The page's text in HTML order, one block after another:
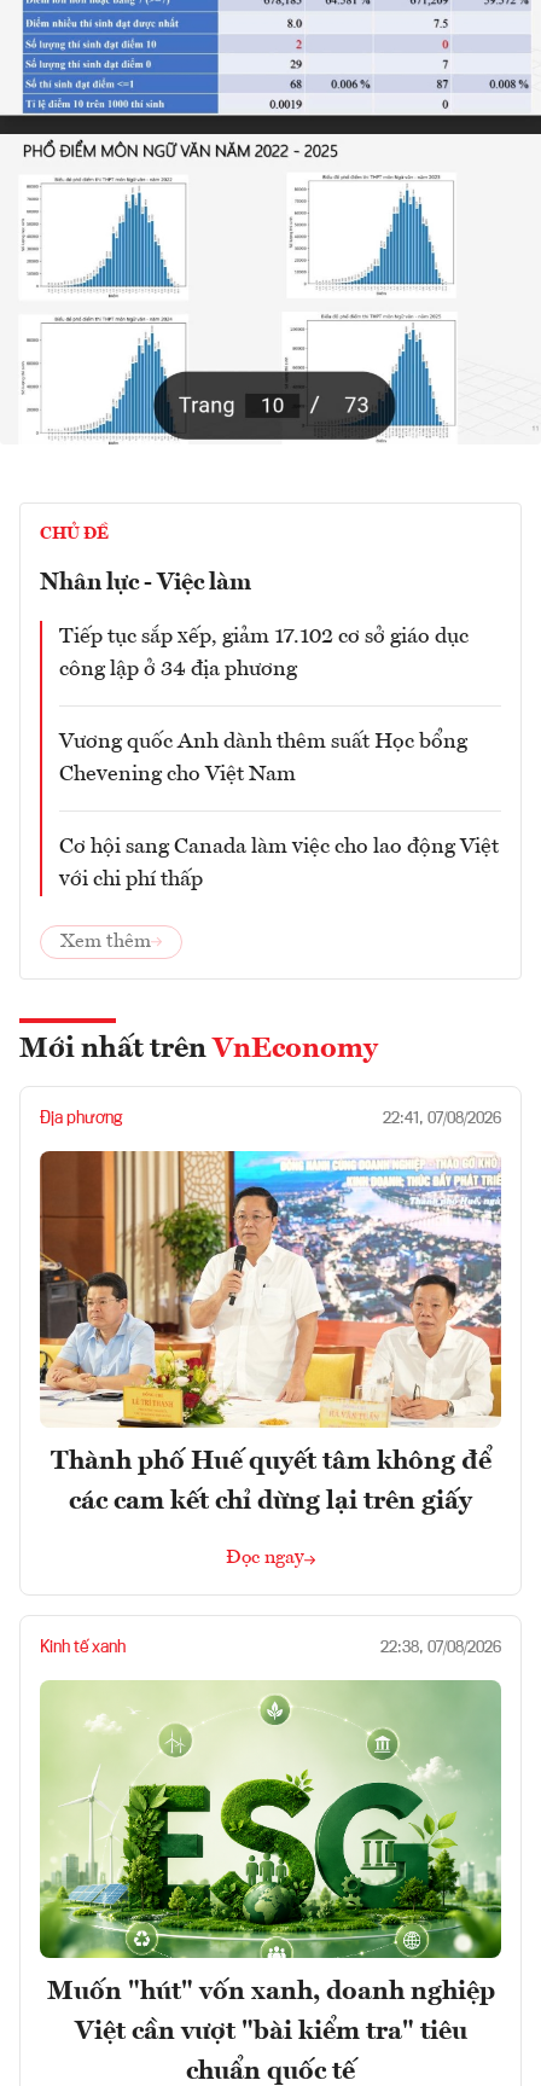
CHỦ ĐỀ
Nhân lực - Việc làm
Tiếp tục sắp xếp, giảm 17.102 cơ sở giáo dục
công lập ở 34 địa phương
Vương quốc Anh dành thêm suất Học bổng
Chevening cho Việt Nam
Cơ hội sang Canada làm việc cho lao động Việt
với chi phí thấp
Xem thêm
Mới nhất trên VnEconomy
Địa phương 22:41, 07/08/2026
Thành phố Huế quyết tâm không để
các cam kết chỉ dừng lại trên giấy
Đọc ngay
Kinh tế xanh 22:38, 07/08/2026
Muốn "hút" vốn xanh, doanh nghiệp
Việt cần vượt "bài kiểm tra" tiêu
chuẩn quốc tế